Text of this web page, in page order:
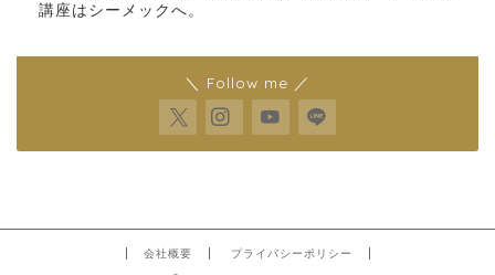
講座はシーメックへ。
＼ Follow me ／
会社概要 プライバシーポリシー